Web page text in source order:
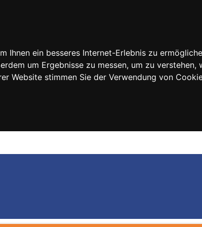
Ihnen ein besseres Internet-Erlebnis zu
um Ergebnisse zu messen, um zu
Website stimmen Sie der Verwendung von